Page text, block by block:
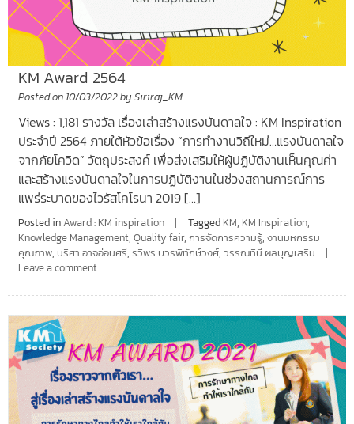
KM Award 2564
Posted on 10/03/2022by Siriraj_KM
Views : 1,181 รางวัล เรื่องเล่าสร้างแรงบันดาลใจ : KM Inspiration
ประจำปี 2564 ภายใต้หัวข้อเรื่อง “การทำงานวิถีใหม่…แรงบันดาลใจ
จากภัยโควิด” วัตถุประสงค์ เพื่อส่งเสริมให้ผู้ปฏิบัติงานเห็นคุณค่า
และสร้างแรงบันดาลใจในการปฏิบัติงานในช่วงสถานการณ์การ
แพร่ระบาดของไวรัสโคโรนา 2019 […]
Posted inAward : KM inspiration Tagged KM, KM Inspiration,
Knowledge Management, Quality fair, การจัดการความรู้, งานมหกรรม
คุณภาพ, นริศา อาจอ่อนศรี, รวิพร บวรพิทักษ์วงศ์, วรรณทินี ผลบุญเสริม
Leave a comment